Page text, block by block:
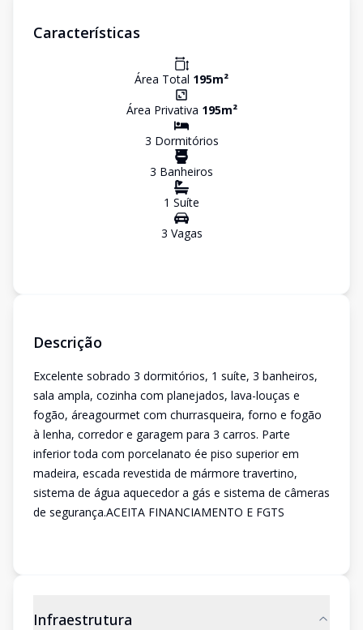
Características
Área Total 195m²
Área Privativa 195m²
3 Dormitórios
3 Banheiros
1 Suíte
3 Vagas
Descrição
Excelente sobrado 3 dormitórios, 1 suíte, 3 banheiros,
sala ampla, cozinha com planejados, lava-louças e
fogão, áreagourmet com churrasqueira, forno e fogão
à lenha, corredor e garagem para 3 carros. Parte
inferior toda com porcelanato ée piso superior em
madeira, escada revestida de mármore travertino,
sistema de água aquecedor a gás e sistema de câmeras
de segurança.ACEITA FINANCIAMENTO E FGTS
Infraestrutura